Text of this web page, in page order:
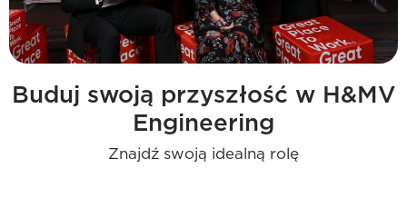
Buduj swoją przyszłość w H&MV
Engineering
Znajdź swoją idealną rolę